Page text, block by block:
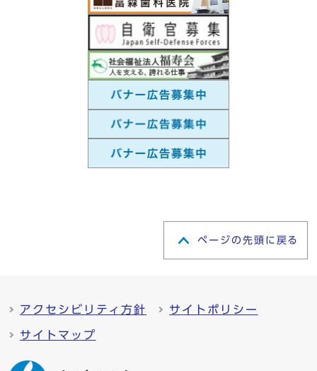
ページの先頭に戻る
アクセシビリティ方針 サイトポリシー
サイトマップ